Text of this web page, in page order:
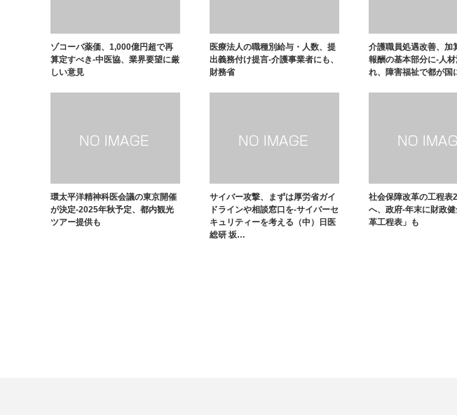
ゾコーバ薬価、1,000億円超で再
算定すべき-中医協、業界要望に厳
しい意見
医療法人の職種別給与・人数、提
出義務付け提言-介護事業者にも、
財務省
介護職員処遇改善、加
報酬の基本部分に-人
れ、障害福祉で都が国
環太平洋精神科医会議の東京開催
が決定-2025年秋予定、都内観光
ツアー提供も
サイバー攻撃、まずは厚労省ガイ
ドラインや相談窓口を-サイバーセ
キュリティーを考える（中）日医
総研 坂…
社会保障改革の工程表
へ、政府-年末に財政
革工程表」も